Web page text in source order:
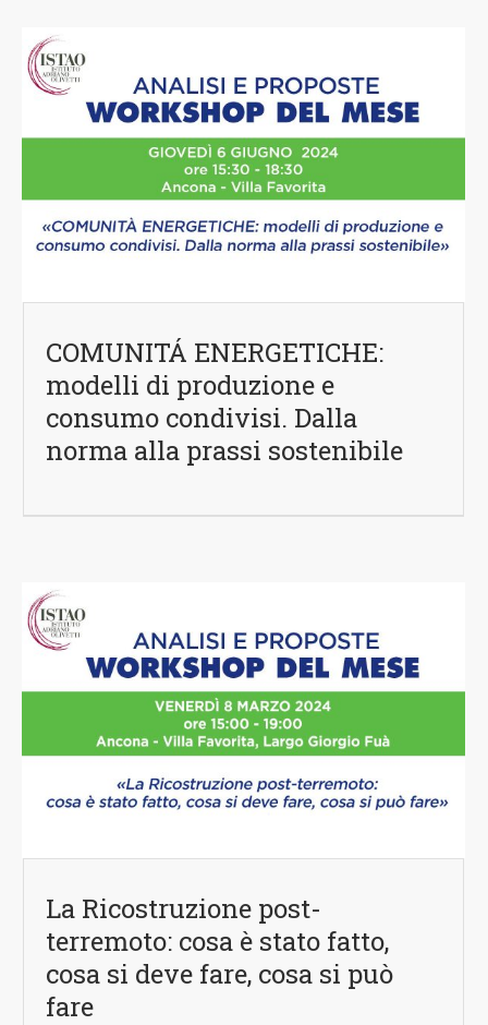
COMUNITÁ ENERGETICHE:
modelli di produzione e
consumo condivisi. Dalla
norma alla prassi sostenibile
La Ricostruzione post-
terremoto: cosa è stato fatto,
cosa si deve fare, cosa si può
fare